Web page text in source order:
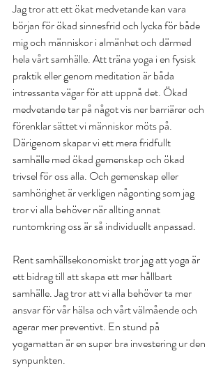
Jag tror att ett ökat medvetande kan vara
början för ökad sinnesfrid och lycka för både
mig och människor i almänhet och därmed
hela vårt samhälle. Att träna yoga i en fysisk
praktik eller genom meditation är båda
intressanta vägar för att uppnå det. Ökad
medvetande tar på något vis ner barriärer och
förenklar sättet vi människor möts på.
Därigenom skapar vi ett mera fridfullt
samhälle med ökad gemenskap och ökad
trivsel för oss alla. Och gemenskap eller
samhörighet är verkligen någonting som jag
tror vi alla behöver när allting annat
runtomkring oss är så individuellt anpassad.
Rent samhällsekonomiskt tror jag att yoga är
ett bidrag till att skapa ett mer hållbart
samhälle. Jag tror att vi alla behöver ta mer
ansvar för vår hälsa och vårt välmående och
agerar mer preventivt. En stund på
yogamattan är en super bra investering ur den
synpunkten.